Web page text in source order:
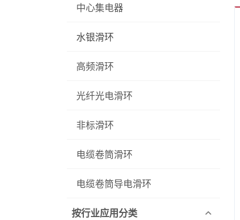
中心集电器
水银滑环
高频滑环
光纤光电滑环
非标滑环
电缆卷筒滑环
电缆卷筒导电滑环
按行业应用分类